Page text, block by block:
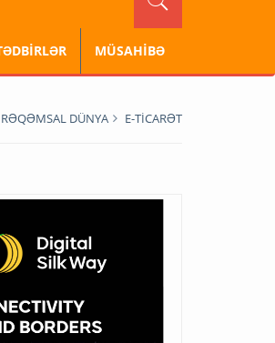
MÜSAHİBƏ
RƏQƏMSAL DÜNYA E-TİCARƏT